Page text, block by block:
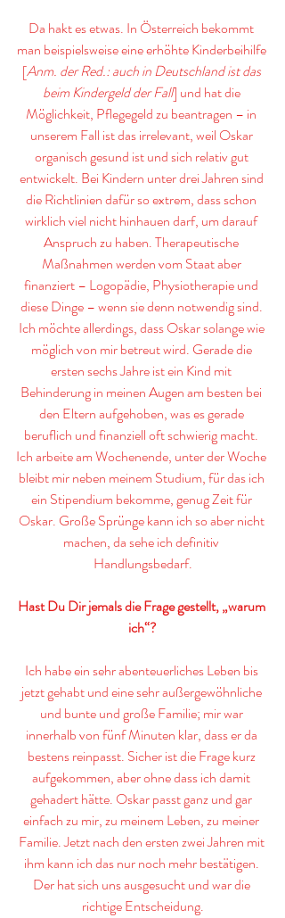
Da hakt es etwas. In Österreich bekommt
man beispielsweise eine erhöhte Kinderbeihilfe
[Anm. der Red.: auch in Deutschland ist das
beim Kindergeld der Fall] und hat die
Möglichkeit, Pflegegeld zu beantragen – in
unserem Fall ist das irrelevant, weil Oskar
organisch gesund ist und sich relativ gut
entwickelt. Bei Kindern unter drei Jahren sind
die Richtlinien dafür so extrem, dass schon
wirklich viel nicht hinhauen darf, um darauf
Anspruch zu haben. Therapeutische
Maßnahmen werden vom Staat aber
finanziert – Logopädie, Physiotherapie und
diese Dinge – wenn sie denn notwendig sind.
Ich möchte allerdings, dass Oskar solange wie
möglich von mir betreut wird. Gerade die
ersten sechs Jahre ist ein Kind mit
Behinderung in meinen Augen am besten bei
den Eltern aufgehoben, was es gerade
beruflich und finanziell oft schwierig macht.
Ich arbeite am Wochenende, unter der Woche
bleibt mir neben meinem Studium, für das ich
ein Stipendium bekomme, genug Zeit für
Oskar. Große Sprünge kann ich so aber nicht
machen, da sehe ich definitiv
Handlungsbedarf.
Hast Du Dir jemals die Frage gestellt, „warum
ich“?
Ich habe ein sehr abenteuerliches Leben bis
jetzt gehabt und eine sehr außergewöhnliche
und bunte und große Familie; mir war
innerhalb von fünf Minuten klar, dass er da
bestens reinpasst. Sicher ist die Frage kurz
aufgekommen, aber ohne dass ich damit
gehadert hätte. Oskar passt ganz und gar
einfach zu mir, zu meinem Leben, zu meiner
Familie. Jetzt nach den ersten zwei Jahren mit
ihm kann ich das nur noch mehr bestätigen.
Der hat sich uns ausgesucht und war die
richtige Entscheidung.